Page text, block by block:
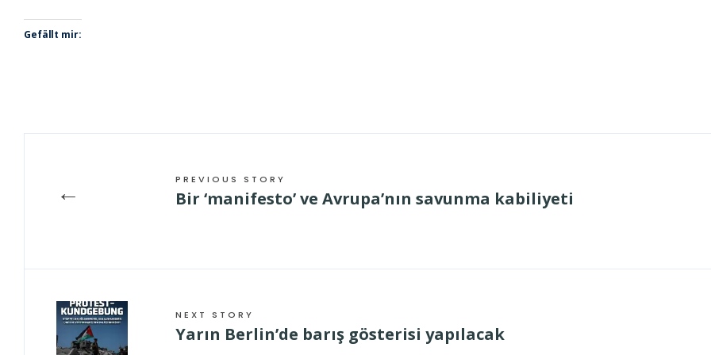
Gefällt mir:
← PREVIOUS STORY
Bir ‘manifesto’ ve Avrupa’nın savunma kabiliyeti
NEXT STORY
Yarın Berlin’de barış gösterisi yapılacak